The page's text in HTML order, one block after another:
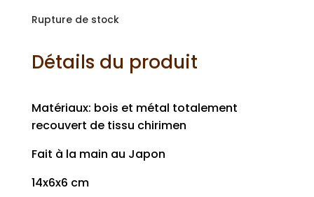
Rupture de stock
Détails du produit
Matériaux: bois et métal totalement
recouvert de tissu chirimen
Fait à la main au Japon
14x6x6 cm